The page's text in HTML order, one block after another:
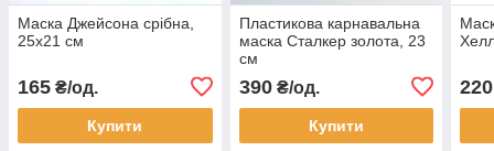
Маска Джейсона срібна,
25х21 см
165 ₴/од.
Купити
Пластикова карнавальна
маска Сталкер золота, 23
см
390₴/од.
Купити
220